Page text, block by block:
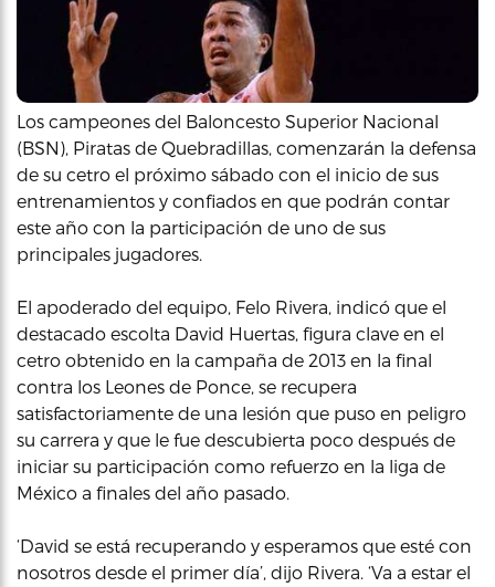
Los campeones del Baloncesto Superior Nacional
(BSN), Piratas de Quebradillas, comenzarán la defensa
de su cetro el próximo sábado con el inicio de sus
entrenamientos y confiados en que podrán contar
este año con la participación de uno de sus
principales jugadores.
El apoderado del equipo, Felo Rivera, indicó que el
destacado escolta David Huertas, figura clave en el
cetro obtenido en la campaña de 2013 en la final
contra los Leones de Ponce, se recupera
satisfactoriamente de una lesión que puso en peligro
su carrera y que le fue descubierta poco después de
iniciar su participación como refuerzo en la liga de
México a finales del año pasado.
‘David se está recuperando y esperamos que esté con
nosotros desde el primer día’, dijo Rivera. ‘Va a estar el